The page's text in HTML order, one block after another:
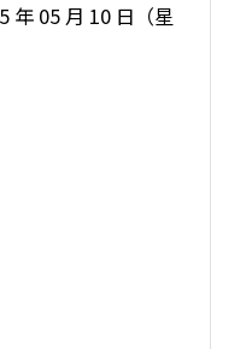
年 05 月 10 日（星